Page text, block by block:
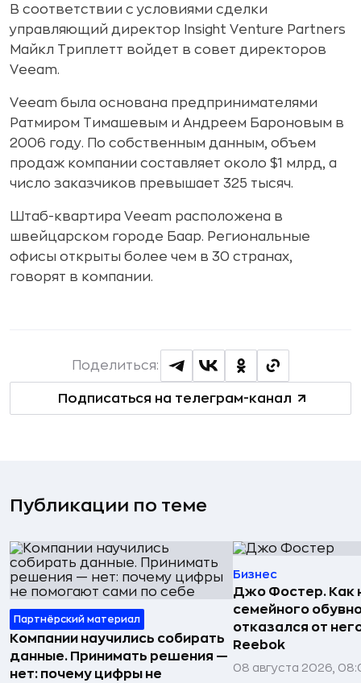
В соответствии с условиями сделки
управляющий директор Insight Venture Partners
Майкл Триплетт войдет в совет директоров
Veeam.
Veeam была основана предпринимателями
Ратмиром Тимашевым и Андреем Бароновым в
2006 году. По собственным данным, объем
продаж компании составляет около $1 млрд, а
число заказчиков превышает 325 тысяч.
Штаб-квартира Veeam расположена в
швейцарском городе Баар. Региональные
офисы открыты более чем в 30 странах,
говорят в компании.
Подписаться на телеграм-канал
Поделиться:
Публикации по теме
Партнёрский материал
Компании научились собирать
данные. Принимать решения —
нет: почему цифры не
Бизнес
Джо Фостер. Как
семейного
отказался от
Reebok
08 августа 2026,